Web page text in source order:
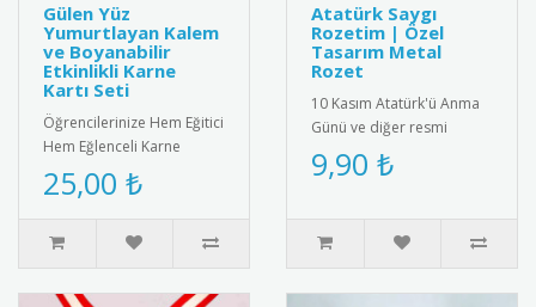
Gülen Yüz
Yumurtlayan Kalem
ve Boyanabilir
Etkinlikli Karne
Kartı Seti
Öğrencilerinize Hem Eğitici
Hem Eğlenceli Karne
Hediyesi: Gülen Yüz
Yumurtlayan Kalem ve
İnteraktif ..
25,00 ₺
Atatürk Saygı
Rozetim | Özel
Tasarım Metal
Rozet
10 Kasım Atatürk'ü Anma
Günü ve diğer resmi
törenler için özel olarak
tasarlanmış metal saygı
9,90 ₺